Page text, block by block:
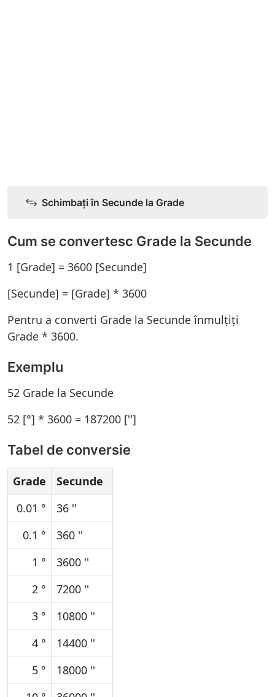
Schimbați în Secunde la Grade
Cum se convertesc Grade la Secunde
1 [Grade] = 3600 [Secunde]
[Secunde] = [Grade] * 3600
Pentru a converti Grade la Secunde înmulțiți
Grade * 3600.
Exemplu
52 Grade la Secunde
52 [°] * 3600 = 187200 ['']
Tabel de conversie
Grade
Secunde
0.01 °
36 ''
0.1 °
360 ''
1 °
3600 ''
2 °
7200 ''
3 °
10800 ''
4 °
14400 ''
5 °
18000 ''